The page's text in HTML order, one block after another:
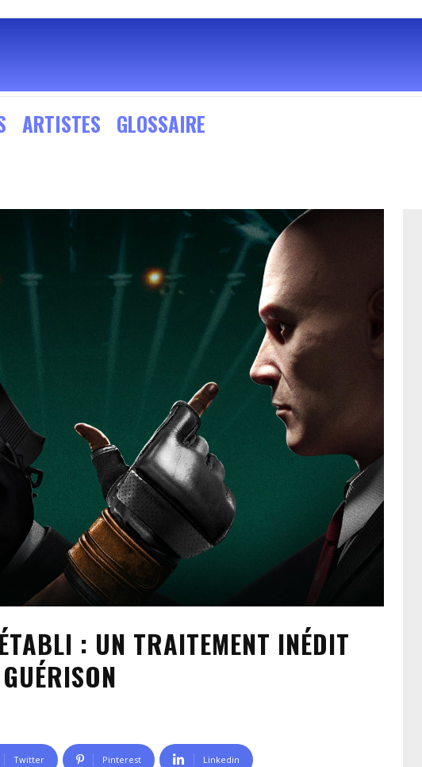
ARTISTES GLOSSAIRE
: UN TRAITEMENT INÉDIT
Twitter Pinterest Linkedin